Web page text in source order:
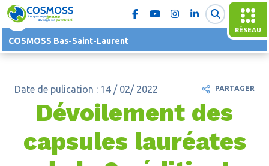
RÉSEAU
COSMOSS Bas-Saint-Laurent
Date de pulication : 14 / 02/ 2022
Dévoilement des
capsules lauréates
PARTAGER